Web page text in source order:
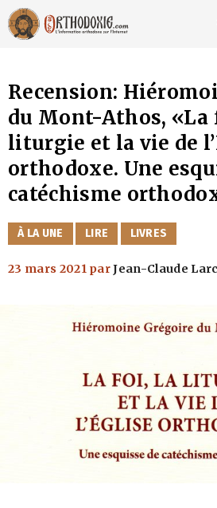
Aller
au
contenu
Recension:
du Mont-Athos, «La
liturgie et la vie de
orthodoxe. Une
catéchisme
CATÉGORIES
À LA UNE LIRE LIVRES
23 mars 2021 parJean-Claude